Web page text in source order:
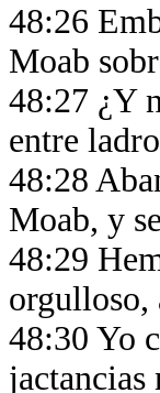
48:26
Moab
48:27 ¿Y
entre
48:28
Moab, y
48:29
48:30 Yo
jactancias